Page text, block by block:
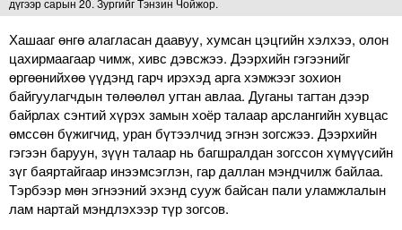
дүгээр сарын 20. Зургийг Тэнзин Чойжор.
Хашааг өнгө алагласан даавуу, хумсан цэцгийн хэлхээ, олон
цахирмаагаар чимж, хивс дэвсжээ. Дээрхийн гэгээнийг
өргөөнийхөө үүдэнд гарч ирэхэд арга хэмжээг зохион
байгуулагчдын төлөөлөл угтан авлаа. Дуганы тагтан дээр
байрлах сэнтий хүрэх замын хоёр талаар арслангийн хувцас
өмссөн бүжигчид, уран бүтээлчид эгнэн зогсжээ. Дээрхийн
гэгээн баруун, зүүн талаар нь багшралдан зогссон хүмүүсийн
зүг баяртайгаар инээмсэглэн, гар даллан мэндчилж байлаа.
Тэрбээр мөн эгнээний эхэнд сууж байсан пали уламжлалын
лам нартай мэндлэхээр түр зогсов.